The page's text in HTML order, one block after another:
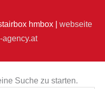
hmbox| webseite
agency.at
Suche zu starten.